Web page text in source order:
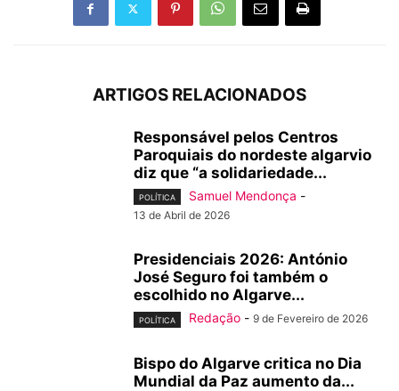
ARTIGOS RELACIONADOS
Responsável pelos Centros
Paroquiais do nordeste algarvio
diz que “a solidariedade...
POLÍTICA Samuel Mendonça -
13 de Abril de 2026
Presidenciais 2026: António
José Seguro foi também o
escolhido no Algarve...
POLÍTICA Redação - 9 de Fevereiro de 2026
Bispo do Algarve critica no Dia
Mundial da Paz aumento da...